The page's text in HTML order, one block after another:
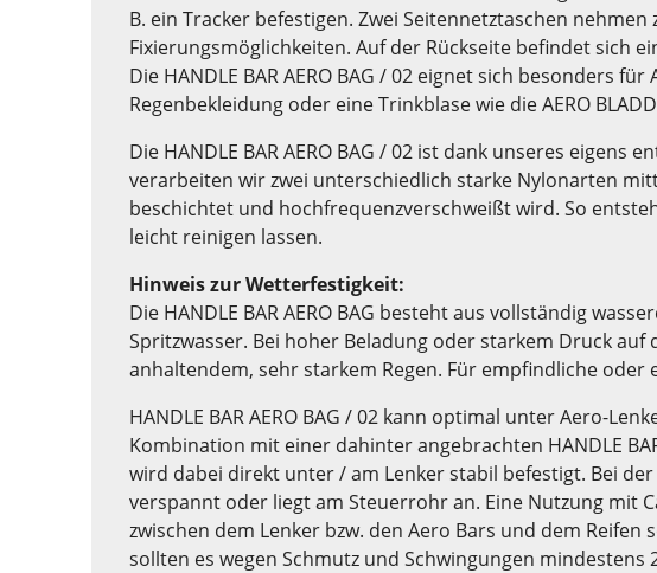
B. ein Tracker befestigen. Zwei Seitennetztaschen
Fixierungsmöglichkeiten. Auf der Rückseite befindet sich
Die HANDLE BAR AERO BAG / 02 eignet sich besonders
Regenbekleidung oder eine Trinkblase wie die AERO
Die HANDLE BAR AERO BAG / 02 ist dank unseres
verarbeiten wir zwei unterschiedlich starke Nylonarten
beschichtet und hochfrequenzverschweißt wird. So
leicht reinigen lassen.
Hinweis zur Wetterfestigkeit:
Die HANDLE BAR AERO BAG besteht aus vollständig
Spritzwasser. Bei hoher Beladung oder starkem Druck
anhaltendem, sehr starkem Regen. Für empfindliche
HANDLE BAR AERO BAG / 02 kann optimal unter Aero-
Kombination mit einer dahinter angebrachten HANDLE
wird dabei direkt unter / am Lenker stabil befestigt. Bei
verspannt oder liegt am Steuerrohr an. Eine Nutzung mit
zwischen dem Lenker bzw. den Aero Bars und dem
sollten es wegen Schmutz und Schwingungen mindestens